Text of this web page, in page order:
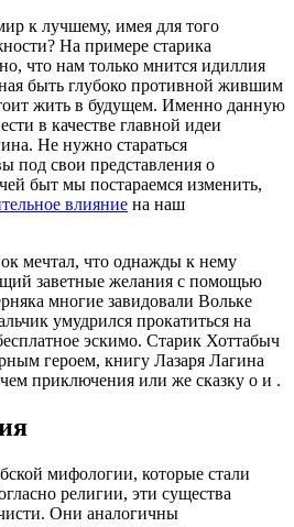
к лучшему, имея для того
На примере старика
что нам только мнится идиллия
быть глубоко противной жившим
жить в будущем. Именно данную
в качестве главной идеи
Не нужно стараться
под свои представления о
быт мы постараемся изменить,
влияние на наш
мечтал, что однажды к нему
заветные желания с помощью
многие завидовали Вольке
умудрился прокатиться на
эскимо. Старик Хоттабыч
героем, книгу Лазаря Лагина
приключения или же сказку о и .
мифологии, которые стали
религии, эти существа
Они аналогичны